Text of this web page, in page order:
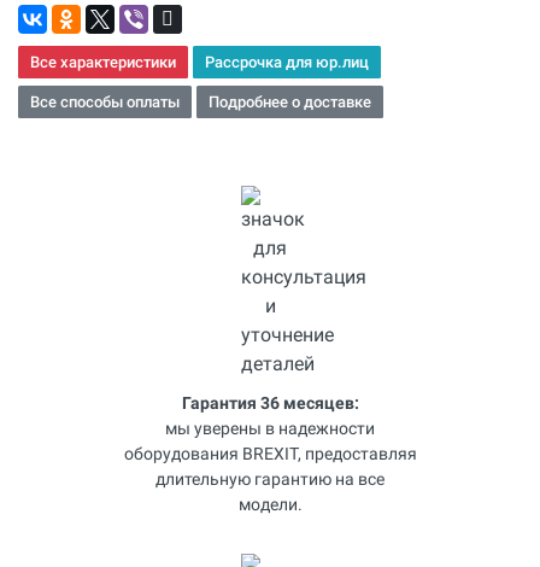
Все характеристики Рассрочка для юр.лиц
Все способы оплаты Подробнее о доставке
Гарантия 36 месяцев:
мы уверены в надежности
оборудования BREXIT, предоставляя
длительную гарантию на все
модели.